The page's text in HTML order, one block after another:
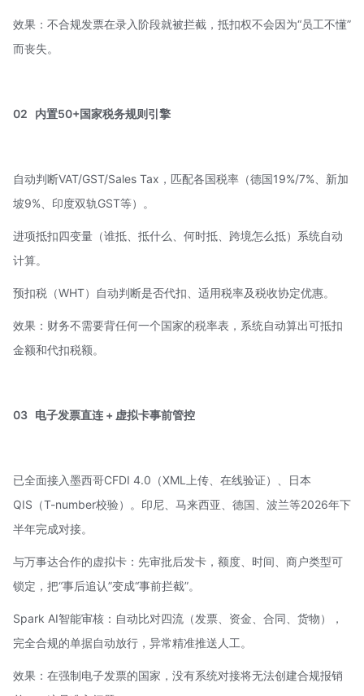
效果：不合规发票在录入阶段就被拦截，抵扣权不会因为“员工不懂”
而丧失。
02 内置50+国家税务规则引擎
自动判断VAT/GST/Sales Tax，匹配各国税率（德国19%/7%、新加
坡9%、印度双轨GST等）。
进项抵扣四变量（谁抵、抵什么、何时抵、跨境怎么抵）系统自动
计算。
预扣税（WHT）自动判断是否代扣、适用税率及税收协定优惠。
效果：财务不需要背任何一个国家的税率表，系统自动算出可抵扣
金额和代扣税额。
03 电子发票直连 + 虚拟卡事前管控
已全面接入墨西哥CFDI 4.0（XML上传、在线验证）、日本
QIS（T-number校验）。印尼、马来西亚、德国、波兰等2026年下
半年完成对接。
与万事达合作的虚拟卡：先审批后发卡，额度、时间、商户类型可
锁定，把“事后追认”变成“事前拦截”。
Spark AI智能审核：自动比对四流（发票、资金、合同、货物），
完全合规的单据自动放行，异常精准推送人工。
效果：在强制电子发票的国家，没有系统对接将无法创建合规报销